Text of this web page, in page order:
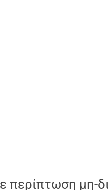
περίπτωση μη-